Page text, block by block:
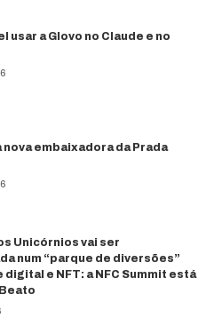
usar a Glovo no Claude e no
nova embaixadora da Prada
Unicórnios vai ser
num “parque de diversões”
digital e NFT: a NFC Summit está